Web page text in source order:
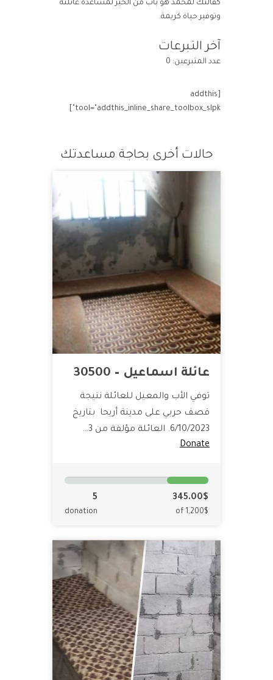
كفالتك لمحمد هو باب من الخير لمساعدة عائلته
وتوفير حياة كريمة.
آخر التبرعات
عدد المتبرعين: 0
[addthis
tool="addthis_inline_share_toolbox_slpk"]
حالات أخرى بحاجة مساعدتك
عائلة اسماعيل – 30500
توفي الأب والمعيل للعائلة نتيجة
قصف حربي على مدينة أريحا بتاريخ
6/10/2023. العائلة مؤلفة من 3…
Donate
345.00$
of 1,200$
5
donation